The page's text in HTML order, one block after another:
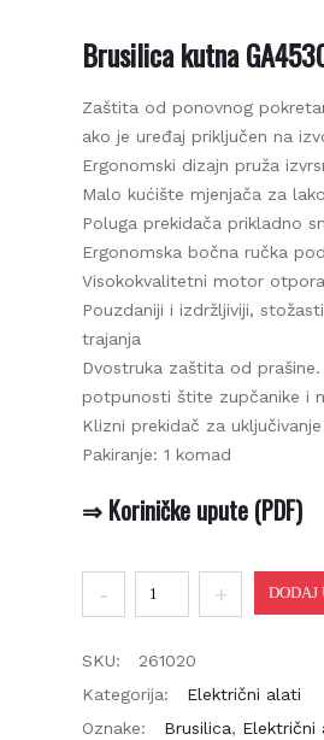
Brusilica kutna
Zaštita od ponovnog
ako je uređaj priključen na
Ergonomski dizajn pruža
Malo kućište mjenjača za
Poluga prekidača prikladno
Ergonomska bočna ručka
Visokokvalitetni motor
Pouzdaniji i izdržljiviji,
trajanja
Dvostruka zaštita od
potpunosti štite zupčanike i
Klizni prekidač za uključivanje
Pakiranje: 1 komad
⇒ Koriničke upute (PDF)
Brusilica
kutna
količina
DODAJ
SKU:
261020
Kategorija:
Električni alati
Oznake:
Brusilica,Električni